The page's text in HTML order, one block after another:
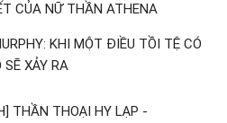
CỦA NỮ THẦN ATHENA
KHI MỘT ĐIỀU TỒI TỆ CÓ
SẼ XẢY RA
THẦN THOẠI HY LẠP -